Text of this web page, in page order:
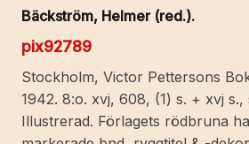
Bäckström, Helmer (red.).
pix92789
Stockholm, Victor Pettersons
1942. 8:o. xvj, 608, (1) s. + xvj s.,
Illustrerad. Förlagets rödbruna